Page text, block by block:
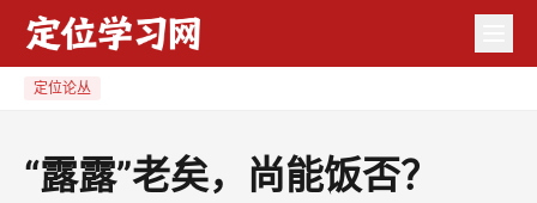
定位论丛
“露露”老矣，尚能饭否？